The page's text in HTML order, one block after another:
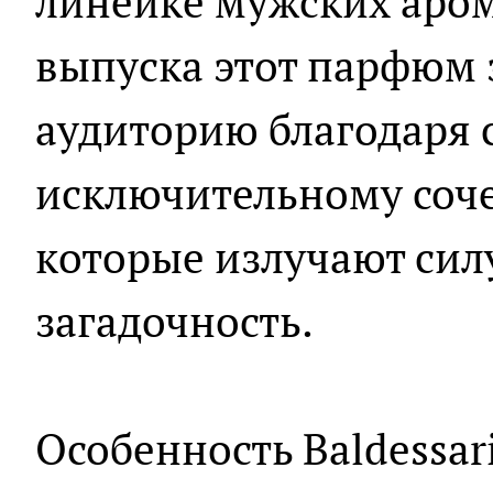
выпуска этот парфюм
аудиторию благодаря
исключительному
которые излучают
загадочность.
Особенность